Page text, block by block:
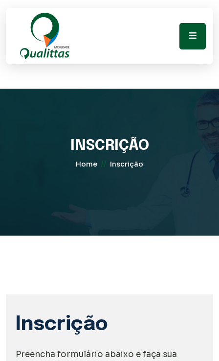
INSCRIÇÃO
Home // Inscrição
Inscrição
Preencha formulário abaixo e faça sua